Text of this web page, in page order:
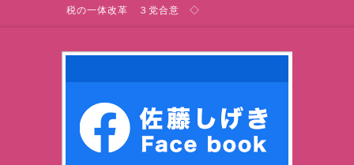
税の一体改革 ３党合意 ◇